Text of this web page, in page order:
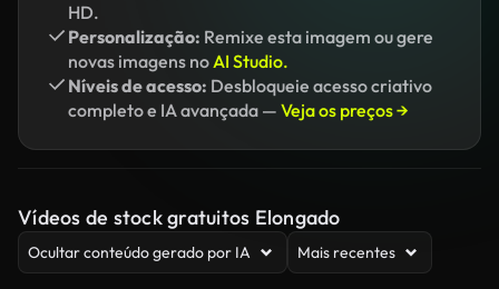
HD.
Personalização: Remixe esta imagem ou gere
novas imagens noAI Studio.
Níveis de acesso: Desbloqueie acesso criativo
completo e IA avançada — Veja os preços →
Vídeos de stock gratuitos Elongado
Ocultar conteúdo gerado por IA Mais recentes